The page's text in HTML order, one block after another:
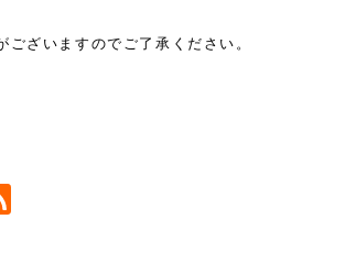
ざいますのでご了承ください。